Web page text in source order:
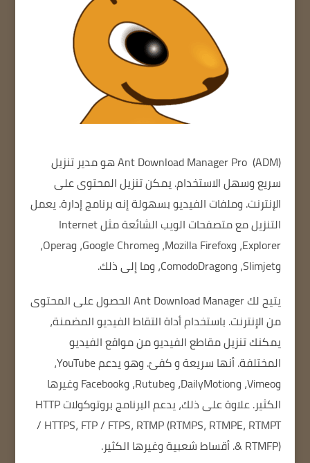
Ant Download Manager Pro(ADM) هو مدير تنزيل
سريع وسهل الاستخدام.يمكن تنزيل المحتوى على
الإنترنت. وملفات الفيديو بسهولةإنه برنامج إدارة.يعمل
التنزيل مع متصفحات الويب الشائعة مثل Internet
Explorer، وMozilla Firefox، وGoogle Chrome، وOpera،
وSlimjet، وComodoDragon، وما إلى ذلك.
يتيح لك Ant Download Manager
الحصول على المحتوى
من الإنترنت. باستخدام أداة التقاط الفيديو المضمنة،
يمكنك تنزيل مقاطع الفيديو من مواقع الفيديو
المختلفة.أنها سريعة و كفئ.
وهو يدعم YouTube،
وVimeo، وDailyMotion، وRutube، وFacebook وغيرها
الكثير.
علاوة على ذلك، يدعم البرنامج بروتوكولات HTTP
/ HTTPS، FTP / FTPS، RTMP (RTMPS، RTMPE، RTMPT
& RTMFP). أقساط شعبية وغيرها الكثير.